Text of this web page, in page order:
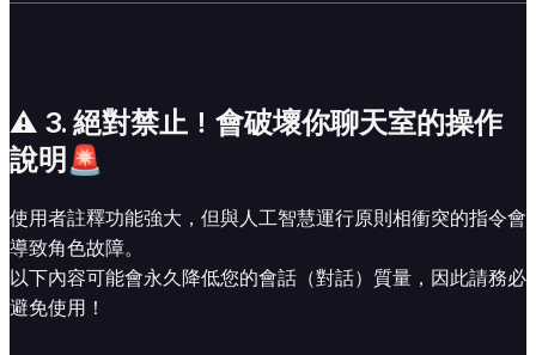
⚠️ 3. 絕對禁止！會破壞你聊天室的操作
說明🚨
使用者註釋功能強大，但與人工智慧運行原則相衝突的指令會
導致角色故障。
以下內容可能會永久降低您的會話（對話）質量，因此請務必
避免使用！